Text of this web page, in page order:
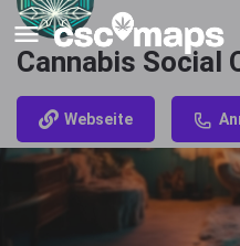
Cannabis Social
Webseite